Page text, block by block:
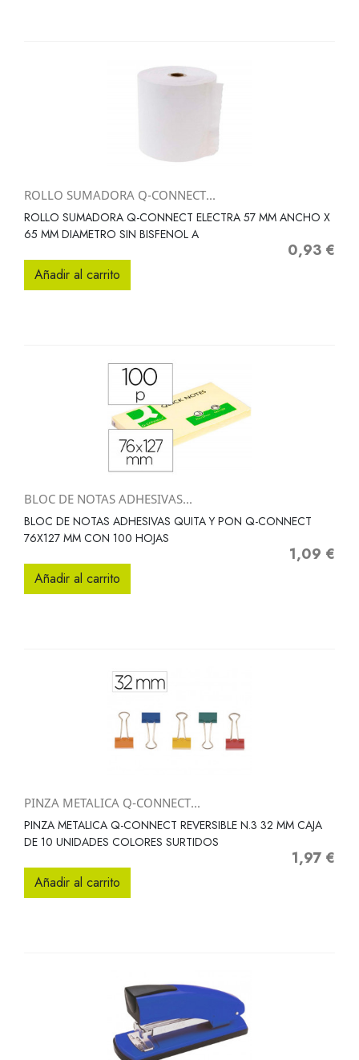
ROLLO SUMADORA Q-CONNECT...
ROLLO SUMADORA Q-CONNECT ELECTRA 57 MM ANCHO X
65 MM DIAMETRO SIN BISFENOL A
Precio
0,93 €
Añadir al carrito
BLOC DE NOTAS ADHESIVAS...
BLOC DE NOTAS ADHESIVAS QUITA Y PON Q-CONNECT
76X127 MM CON 100 HOJAS
Precio
1,09 €
Añadir al carrito
PINZA METALICA Q-CONNECT...
PINZA METALICA Q-CONNECT REVERSIBLE N.3 32 MM CAJA
DE 10 UNIDADES COLORES SURTIDOS
Precio
1,97 €
Añadir al carrito